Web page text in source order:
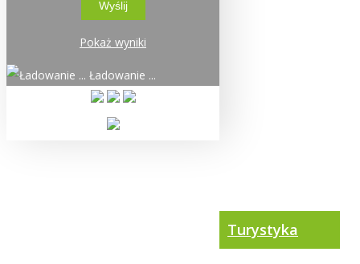
Pokaż wyniki
Ładowanie ...
Turystyka